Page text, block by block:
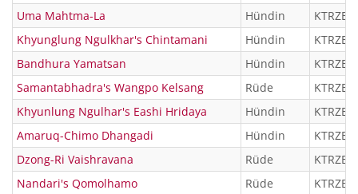
Uma Mahtma-La
Hündin
Khyunglung Ngulkhar's Chintamani
Hündin
KTRZB
Bandhura Yamatsan
Hündin
Samantabhadra's Wangpo Kelsang
Rüde
KTRZB
Khyunlung Ngulhar's Eashi Hridaya
Hündin
KTRZB
Amaruq-Chimo Dhangadi
Hündin
Dzong-Ri Vaishravana
Rüde
KTRZB
Nandari's Qomolhamo
Rüde